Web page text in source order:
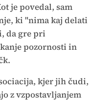
je povedal, sam
ki "nima kaj delati
da gre pri
pozornosti in
kjer jih čudi,
z vzpostavljanjem